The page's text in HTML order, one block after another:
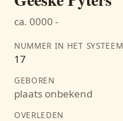
ca. 0000 -
NUMMER IN HET SYSTEEM
17
GEBOREN
plaats onbekend
OVERLEDEN